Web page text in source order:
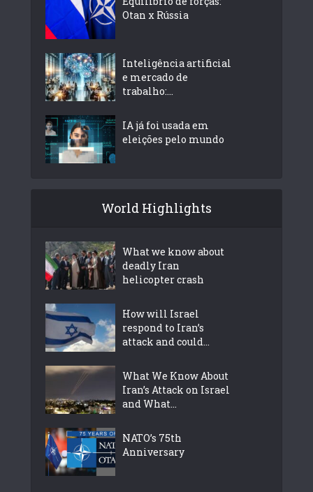
Otan x Rússia
Inteligência artificial
e mercado de
trabalho:...
IA já foi usada em
eleições pelo mundo
World Highlights
What we know about
deadly Iran
helicopter crash
How will Israel
respond to Iran’s
attack and could...
What We Know About
Iran’s Attack on Israel
and What...
NATO’s 75th
Anniversary